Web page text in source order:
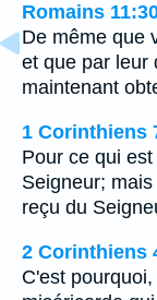
Romains
De même que
et que par leur
maintenant
1 Corinthiens
Pour ce qui
Seigneur;
reçu du
2 Corinthiens
C'est